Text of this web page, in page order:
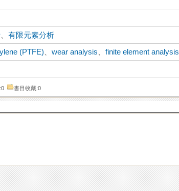
、有限元素分析
(PTFE) 、wear analysis 、finite element analysis
書目收藏:0